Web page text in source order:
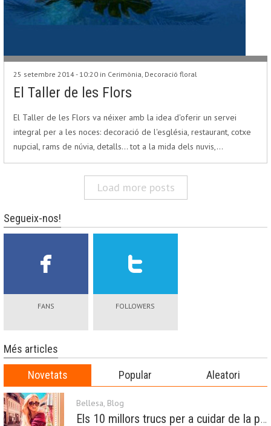
25 setembre 2014 - 10:20 in Cerimònia, Decoració floral
El Taller de les Flors
El Taller de les Flors va néixer amb la idea d'oferir un servei
integral per a les noces: decoració de l'església, restaurant, cotxe
nupcial, rams de núvia, detalls… tot a la mida dels nuvis,…
Load more posts
Segueix-nos!
FANS FOLLOWERS
Més articles
Novetats Popular Aleatori
Bellesa, Blog
Els 10 millors trucs per a cuidar de la pell a la primavera